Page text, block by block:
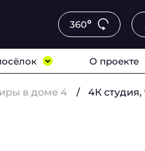
О проекте
в доме 4 4К студия,